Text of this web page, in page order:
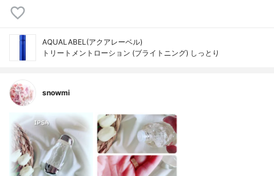
AQUALABEL(アクアレーベル)
トリートメントローション (ブライトニング) しっとり
snowmi